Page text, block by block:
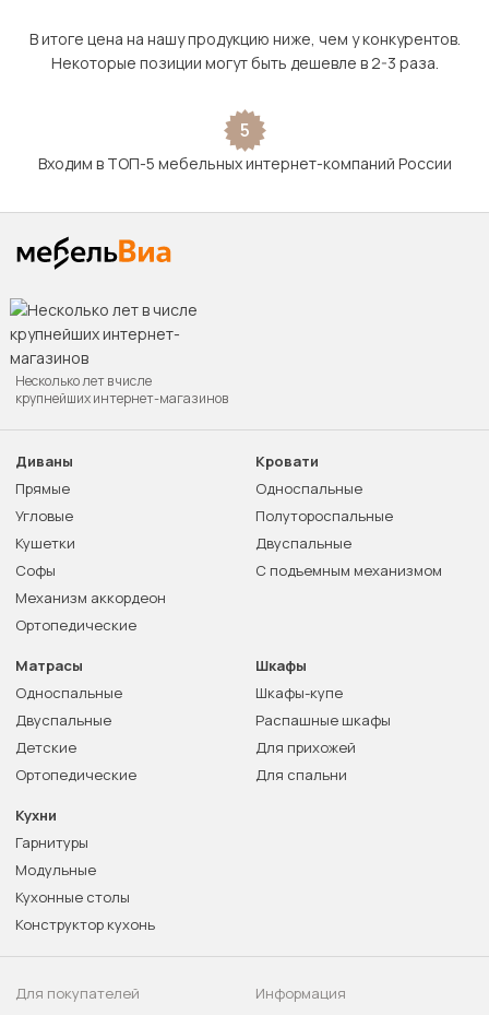
В итоге цена на нашу продукцию ниже, чем у конкурентов.
Некоторые позиции могут быть дешевле в 2-3 раза.
5
Входим в ТОП-5 мебельных интернет-компаний России
Несколько лет в числе
крупнейших интернет-магазинов
Диваны
Прямые
Угловые
Кушетки
Софы
Механизм аккордеон
Ортопедические
Кровати
Односпальные
Полутороспальные
Двуспальные
С подъемным механизмом
Матрасы
Односпальные
Двуспальные
Детские
Ортопедические
Шкафы
Шкафы-купе
Распашные шкафы
Для прихожей
Для спальни
Кухни
Гарнитуры
Модульные
Кухонные столы
Конструктор кухонь
Для покупателей
Информация